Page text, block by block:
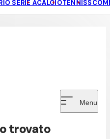
SERIE ACALCIOTENNIS
Menu
trovato